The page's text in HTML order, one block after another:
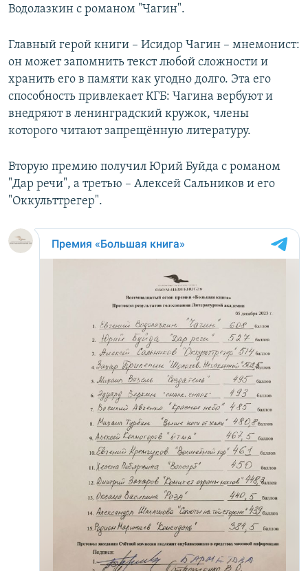
Водолазкин с романом "Чагин".
Главный герой книги – Исидор Чагин – мнемонист:
он может запомнить текст любой сложности и
хранить его в памяти как угодно долго. Эта его
способность привлекает КГБ: Чагина вербуют и
внедряют в ленинградский кружок, члены
которого читают запрещённую литературу.
Вторую премию получил Юрий Буйда с романом
"Дар речи", а третью – Алексей Сальников и его
"Оккульттрегер".